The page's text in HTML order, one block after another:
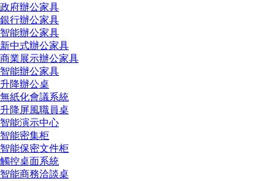
政府辦公家具
銀行辦公家具
智能辦公家具
新中式辦公家具
商業展示辦公家具
智能辦公家具
升降辦公桌
無紙化會議系統
升降屏風職員桌
智能演示中心
智能密集柜
智能保密文件柜
觸控桌面系統
智能商務洽談桌